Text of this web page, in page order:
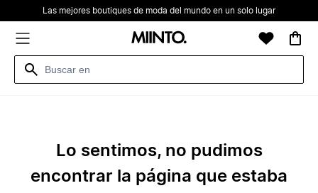
Las mejores boutiques de moda del mundo en un solo lugar
Lo sentimos, no pudimos
encontrar la página que estaba